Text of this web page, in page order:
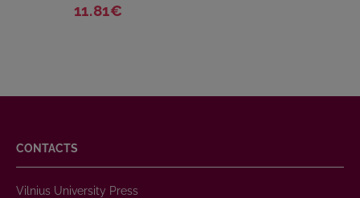
11.81€
CONTACTS
Vilnius University Press